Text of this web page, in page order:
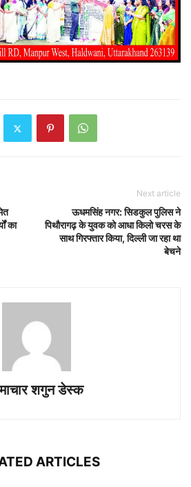
का
Next article
ऊधमसिंह नगर: सिडकुल पुलिस ने
पिथौरागढ़ के युवक को आधा किलो चरस के
साथ गिरफ्तार किया, दिल्ली जा रहा था
बेचने
शगुन डेस्क
ARTICLES